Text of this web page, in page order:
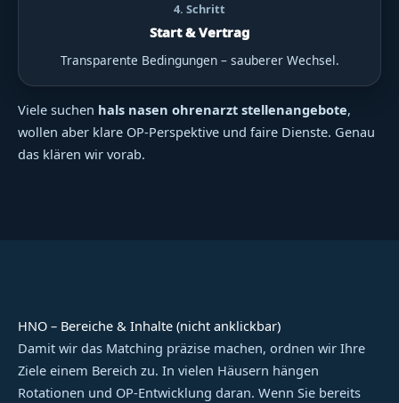
4. Schritt
Start & Vertrag
Transparente Bedingungen – sauberer Wechsel.
Viele suchen hals nasen ohrenarzt stellenangebote,
wollen aber klare OP-Perspektive und faire Dienste. Genau
das klären wir vorab.
HNO – Bereiche & Inhalte (nicht anklickbar)
Damit wir das Matching präzise machen, ordnen wir Ihre
Ziele einem Bereich zu. In vielen Häusern hängen
Rotationen und OP-Entwicklung daran. Wenn Sie bereits